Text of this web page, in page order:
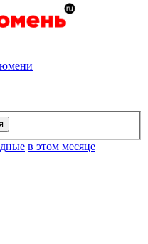
в этом месяце